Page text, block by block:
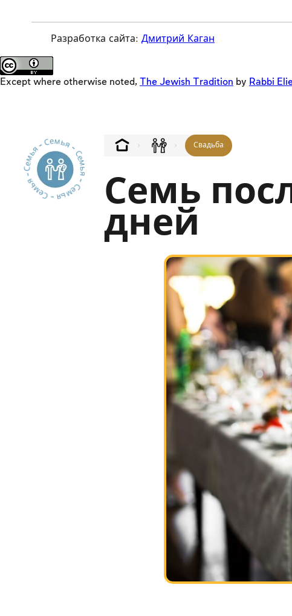
Разработка сайта: Дмитрий Каган
Except where otherwise noted, The Jewish Tradition by Rabbi
Семья - Семья - Семья - Семья - Семья -- Свадьба
Семь
дней